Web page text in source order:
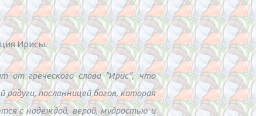
Ирисы.
от греческого слова "Ирис", что
радуги, посланницей богов, которая
с надеждой, верой, мудростью и